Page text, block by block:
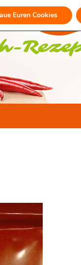
Euren Cookies